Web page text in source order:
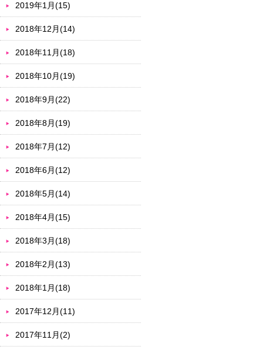
2019年1月(15)
2018年12月(14)
2018年11月(18)
2018年10月(19)
2018年9月(22)
2018年8月(19)
2018年7月(12)
2018年6月(12)
2018年5月(14)
2018年4月(15)
2018年3月(18)
2018年2月(13)
2018年1月(18)
2017年12月(11)
2017年11月(2)